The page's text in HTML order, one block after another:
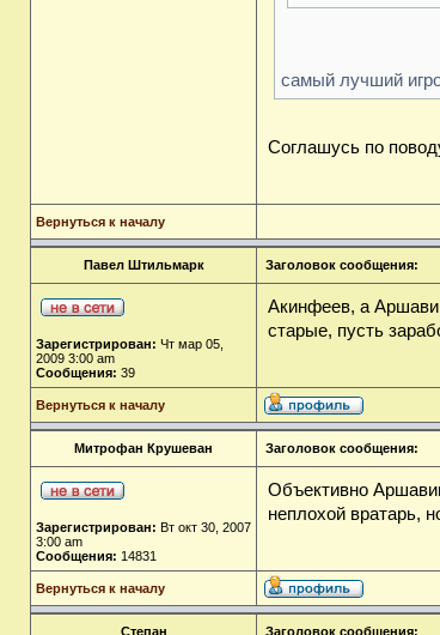
самый лучший
Соглашусь по
Вернуться к началу
Павел Штильмарк Заголовок сообщения:
Зарегистрирован: Чт мар 05,
2009 3:00 am
Сообщения: 39
Акинфеев, а
старые, пусть
Вернуться к началу
Митрофан Крушеван Заголовок сообщения:
Зарегистрирован: Вт окт 30, 2007
3:00 am
Сообщения: 14831
Объективно
неплохой вратарь,
Вернуться к началу
Степан Заголовок сообщения: